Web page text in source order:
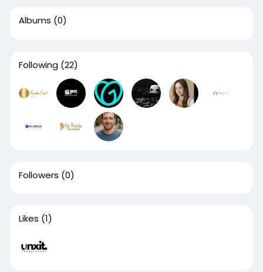
solución eficiente, gratuita y fácil de usar que se
ha convertido en un recurso imprescindible en el
Albums (0)
Following (22)
Followers (0)
Likes (1)